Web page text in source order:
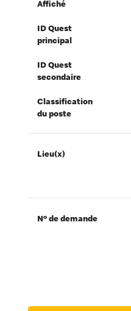
Affiché
ID Quest
principal
ID Quest
secondaire
Classification
du poste
Lieu(x)
Nº de demande